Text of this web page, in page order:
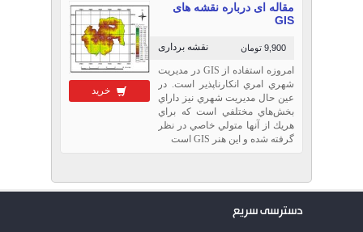
خرید
مقاله ای درباره نقشه های
GIS
نقشه برداری 9,900 تومان
امروزه استفاده از GIS در مديريت
شهري امري انكار‌ناپذير است. در
عين حال مديريت شهري نيز داراي
بخش‌هاي مختلفي است كه براي
هريك از آنها متولي خاصي در نظر
گرفته شده و اين هنر GIS است
دسترسی سریع